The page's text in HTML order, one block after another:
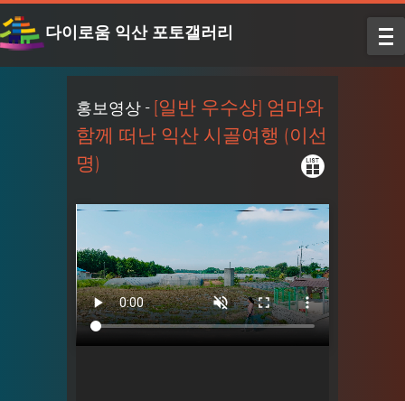
다이로움 익산 포토갤러리
홍보영상 -
[일반 우수상] 엄마와
함께 떠난 익산 시골여행 (이선
명)